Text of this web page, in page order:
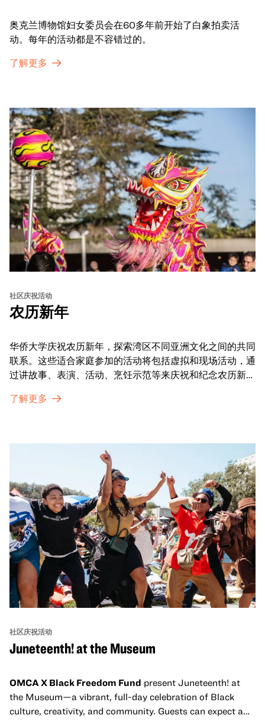
奥克兰博物馆妇女委员会在60多年前开始了白象拍卖活
动。每年的活动都是不容错过的。
了解更多
社区庆祝活动
农历新年
华侨大学庆祝农历新年，探索湾区不同亚洲文化之间的共同
联系。这些适合家庭参加的活动将包括虚拟和现场活动，通
过讲故事、表演、活动、烹饪示范等来庆祝和纪念农历新年
通过亲身参与和虚拟的治疗圈来相互支持。
了解更多
社区庆祝活动
Juneteenth! at the Museum
OMCA X Black Freedom Fund present Juneteenth! at
the Museum—a vibrant, full-day celebration of Black
culture, creativity, and community. Guests can expect a